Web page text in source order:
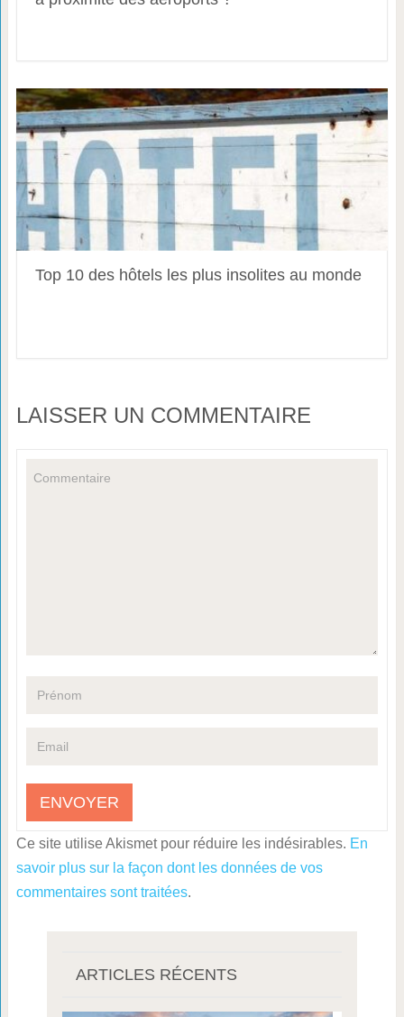
Top 10 des hôtels les plus insolites au monde
LAISSER UN COMMENTAIRE
Ce site utilise Akismet pour réduire les indésirables. En
savoir plus sur la façon dont les données de vos
commentaires sont traitées.
ARTICLES RÉCENTS